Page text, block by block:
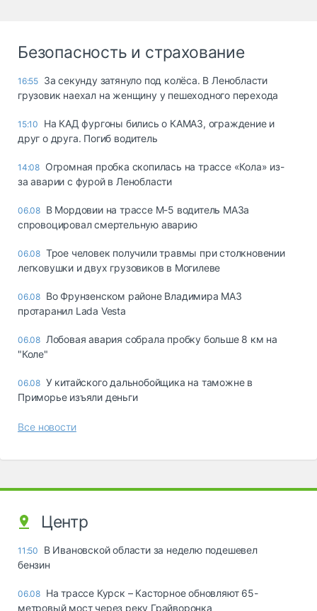
Безопасность и страхование
16:55 За секунду затянуло под колёса. В Ленобласти
грузовик наехал на женщину у пешеходного перехода
15:10
На КАД фургоны бились о КАМАЗ, ограждение и
друг о друга. Погиб водитель
14:08 Огромная пробка скопилась на трассе «Кола» из-
за аварии с фурой в Ленобласти
06.08 В Мордовии на трассе М-5 водитель МАЗа
спровоцировал смертельную аварию
06.08 Трое человек получили травмы при столкновении
легковушки и двух грузовиков в Могилеве
06.08 Во Фрунзенском районе Владимира МАЗ
протаранил Lada Vesta
06.08 Лобовая авария собрала пробку больше 8 км на
"Коле"
06.08 У китайского дальнобойщика на таможне в
Приморье изъяли деньги
Все новости
Центр
11:50
В Ивановской области за неделю подешевел
бензин
06.08 На трассе Курск – Касторное обновляют 65-
метровый мост через реку Грайворонка